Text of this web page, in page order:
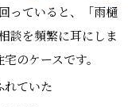
っていると、「雨樋
談を頻繁に耳にしま
のケースです。
れていた